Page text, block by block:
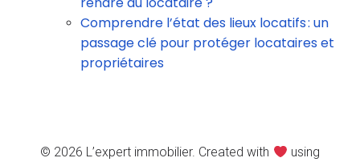
Comprendre l’état des lieux locatifs : un
passage clé pour protéger locataires et
propriétaires
© 2026 L’expert immobilier. Created with
using